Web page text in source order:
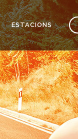
ESTACIONS